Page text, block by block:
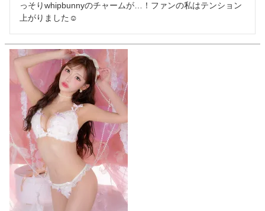
っそりwhipbunnyのチャームが…！ファンの私はテンション
上がりました☺️